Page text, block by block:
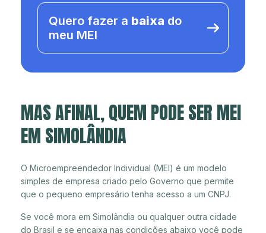
Quero fazer a baixa do
meu MEI
MAS AFINAL, QUEM PODE SER MEI
EM SIMOLÂNDIA
O Microempreendedor Individual (MEI) é um modelo
simples de empresa criado pelo Governo que permite
que o pequeno empresário tenha acesso a um CNPJ.
Se você mora em Simolândia ou qualquer outra cidade
do Brasil e se encaixa nas condições abaixo você pode